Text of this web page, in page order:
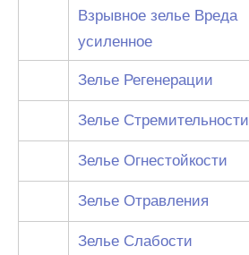
Взрывное зелье Вреда
усиленное
Зелье Регенерации
Зелье Стремительности
Зелье Огнестойкости
Зелье Отравления
Зелье Слабости